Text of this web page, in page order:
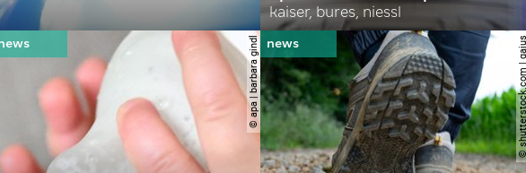
kaiser, bures, niessl
© apa | barbara gindl ©